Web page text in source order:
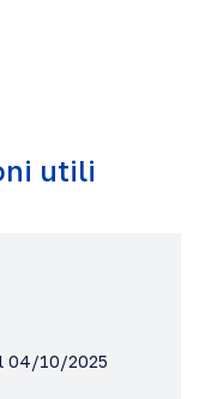
utili
04/10/2025